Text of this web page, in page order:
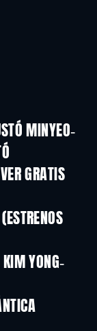
MINYEO-
GRATIS
YONG-